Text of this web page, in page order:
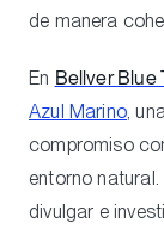
de manera
En Bellver Blue
Azul Marino,
compromiso
entorno
divulgar e